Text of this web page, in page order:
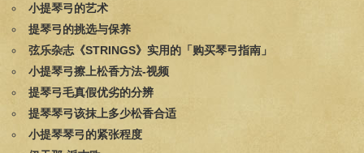
小提琴弓的艺术
提琴弓的挑选与保养
弦乐杂志《STRINGS》实用的「购买琴弓指南」
小提琴弓擦上松香方法-视频
提琴弓毛真假优劣的分辨
提琴琴弓该抹上多少松香合适
小提琴琴弓的紧张程度